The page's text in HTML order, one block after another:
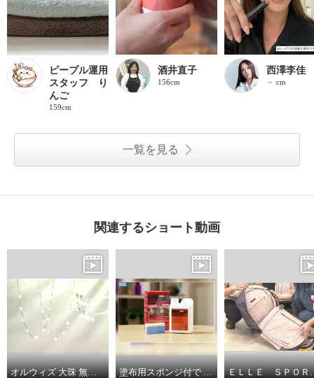
ピープル運用
スタッフ り
んご
159cm
酒井直子
156cm
西澤李佳
－ cm
一覧を見る
関連するショート動画
オルウィズ 大珠 無核淡水バロックパール ステーションネックレス／イヤリング／ピアス 塗布用スポンジ付で サッと塗り伸ばし 乾かすだけ簡単！ 輝きが戻るフロアワックス シャイントップＱ１０ ＜１リットル＞ ＥＬＬＥ ＳＰＯＲＴ は